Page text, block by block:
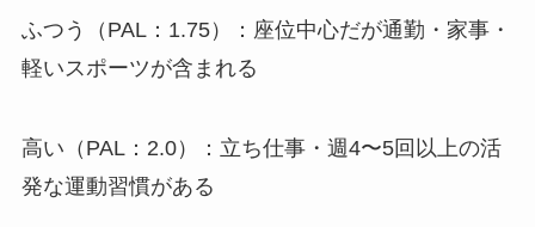
ふつう（PAL：1.75）：座位中心だが通勤・家事・
軽いスポーツが含まれる
高い（PAL：2.0）：立ち仕事・週4〜5回以上の活
発な運動習慣がある